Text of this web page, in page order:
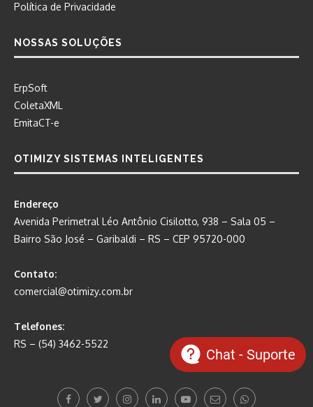
Política de Privacidade
NOSSAS SOLUÇÕES
ErpSoft
ColetaXML
EmitaCT-e
OTIMIZY SISTEMAS INTELIGENTES
Endereço
Avenida Perimetral Léo Antônio Cisilotto, 938 – Sala 05 –
Bairro São José – Garibaldi – RS – CEP 95720-000
Contato:
comercial@otimizy.com.br
Telefones:
RS – (54) 3462-5522
Chat - Suporte